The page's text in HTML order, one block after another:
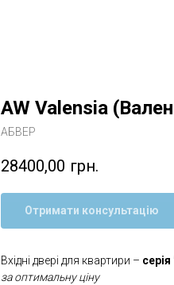
AW Valensia
АБВЕР
28400,00 грн.
Отримати консультацію
Вхідні двері для квартири –
за оптимальну ціну